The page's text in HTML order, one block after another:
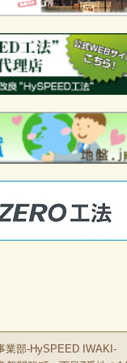
部-HySPEED IWAKI-